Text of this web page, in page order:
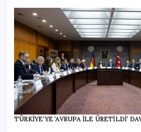
TÜRKİYE’YE ‘AVRUPA İLE ÜRETİLDİ’